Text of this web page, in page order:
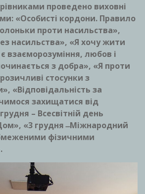
проведено виховні
«Особисті кордони. Правило
проти насильства»,
насильства», «Я хочу жити
взаєморозуміння, любов і
з добра», «Я проти
стосунки з
«Відповідальність за
захищатися від
– Всесвітній день
«3 грудня ̶ Міжнародний
фізичними